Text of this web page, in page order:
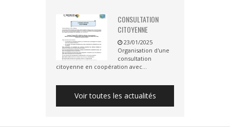
CONSULTATION
CITOYENNE
23/01/2025
Organisation d'une
consultation
citoyenne en coopération avec...
Voir toutes les actualités